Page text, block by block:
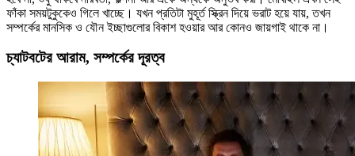
ফাঁকা সময়টুকুকেও গিলে খাচ্ছে। যখন প্রতিটা মুহূর্ত স্ক্রিন দিয়ে ভরাট হয়ে যায়, তখন
সম্পর্কের মানসিক ও যৌন ইচ্ছাগুলোর বিকাশ হওয়ার আর কোনও জায়গাই থাকে না।
চ্যাটবটের আরাম, সম্পর্কের দূরত্ব